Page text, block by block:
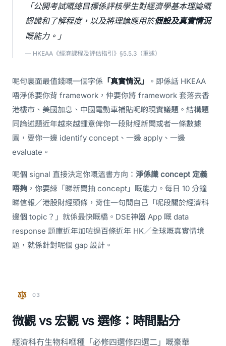
「公開考試嘅總目標係評核學生對經濟學基本理論嘅
認識和了解程度，以及將理論應用於假設及真實情況
嘅能力。」
— HKEAA《經濟課程及評估指引》§5.5.3（重述）
呢句裏面最值錢嘅一個字係 「真實情況」
。即係話 HKEAA
唔淨係要你背 framework，仲要你將 framework 套落去香
港樓市、美國加息、中國電動車補貼呢啲現實議題。結構題
同論述題近年越來越鍾意俾你一段財經新聞或者一條數據
圖，要你一邊 identify concept、一邊 apply、一邊
evaluate。
呢個 signal 直接決定你嘅溫書方向： 淨係識 concept 定義
唔夠 ，你要練「睇新聞抽 concept」嘅能力。每日 10 分鐘
睇信報／港股財經頭條，背住一句問自己「呢段關於經濟科
邊個 topic？」就係最快嘅橋。DSE神器 App 嘅 data
response 題庫近年加咗過百條近年 HK／全球嘅真實情境
題，就係針對呢個 gap 設計。
03
微觀 vs 宏觀 vs 選修：時間點分
經濟科冇生物科嗰種「必修四選修四選二」嘅豪華